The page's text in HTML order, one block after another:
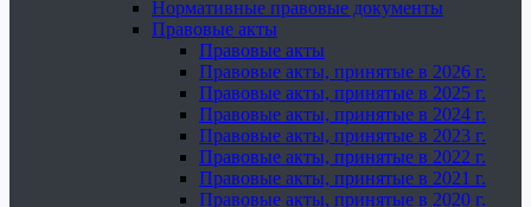
Нормативные правовые документы
Правовые акты
Правовые акты
Правовые акты, принятые в 2026 г.
Правовые акты, принятые в 2025 г.
Правовые акты, принятые в 2024 г.
Правовые акты, принятые в 2023 г.
Правовые акты, принятые в 2022 г.
Правовые акты, принятые в 2021 г.
Правовые акты, принятые в 2020 г.